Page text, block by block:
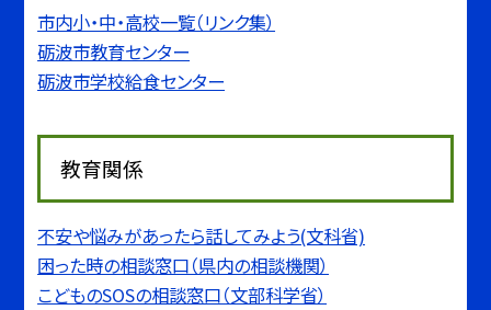
市内小・中・高校一覧（リンク集）
砺波市教育センター
砺波市学校給食センター
教育関係
不安や悩みがあったら話してみよう(文科省)
困った時の相談窓口（県内の相談機関）
こどものSOSの相談窓口（文部科学省）